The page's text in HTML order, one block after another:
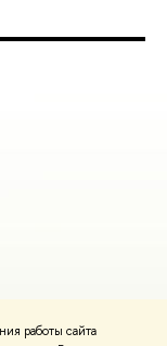
работы сайта